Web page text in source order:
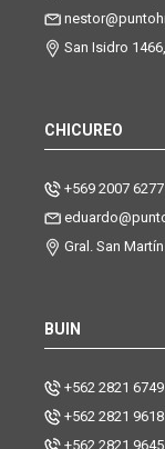
San Isidro
CHICUREO
+569 2007 6277
Gral. San
BUIN
+562 2821 6749
+562 2821 9618
+562 2821 9645